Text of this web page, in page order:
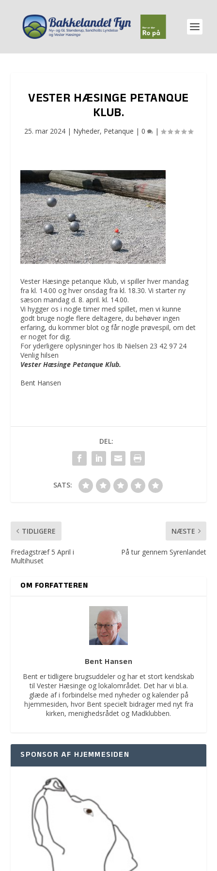
VESTER HÆSINGE PETANQUE
KLUB.
25. mar 2024 | Nyheder, Petanque | 0 |
Vester Hæsinge petanque Klub, vi spiller hver mandag
fra kl. 14.00 og hver onsdag fra kl. 18.30. Vi starter ny
sæson mandag d. 8. april. kl. 14.00.
Vi hygger os i nogle timer med spillet, men vi kunne
godt bruge nogle flere deltagere, du behøver ingen
erfaring, du kommer blot og får nogle prøvespil, om det
er noget for dig.
For yderligere oplysninger hos Ib Nielsen 23 42 97 24
Venlig hilsen
Vester Hæsinge Petanque Klub.
Bent Hansen
DEL:
SATS:
TIDLIGERE
Fredagstræf 5 April i
Multihuset
NÆSTE
På tur gennem Syrenlandet
OM FORFATTEREN
Bent Hansen
Bent er tidligere brugsuddeler og har et stort kendskab
til Vester Hæsinge og lokalområdet. Det har vi bl.a.
glæde af i forbindelse med nyheder og kalender på
hjemmesiden, hvor Bent specielt bidrager med nyt fra
kirken, menighedsrådet og Madklubben.
SPONSOR AF HJEMMESIDEN